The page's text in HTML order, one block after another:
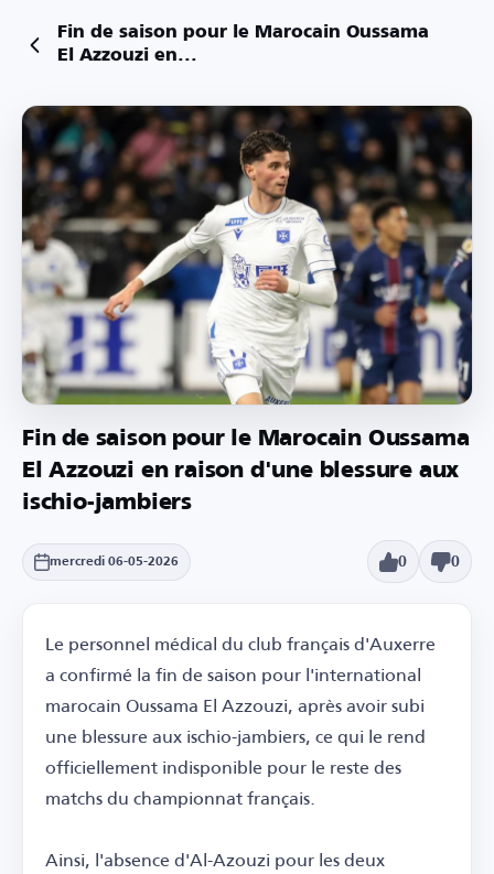
Fin de saison pour le Marocain Oussama
El Azzouzi en...
Fin de saison pour le Marocain Oussama
El Azzouzi en raison d'une blessure aux
ischio-jambiers
mercredi 06-05-2026 0 0
Le personnel médical du club français d'Auxerre
a confirmé la fin de saison pour l'international
marocain Oussama El Azzouzi, après avoir subi
une blessure aux ischio-jambiers, ce qui le rend
officiellement indisponible pour le reste des
matchs du championnat français.
Ainsi, l'absence d'Al-Azouzi pour les deux